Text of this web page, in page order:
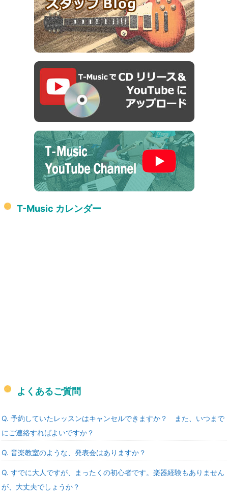
T-Music カレンダー
よくあるご質問
Q. 予約していたレッスンはキャンセルできますか？ また、いつまで
にご連絡すればよいですか？
Q. 音楽教室のような、発表会はありますか？
Q. すでに大人ですが、まったくの初心者です。楽器経験もありません
が、大丈夫でしょうか？